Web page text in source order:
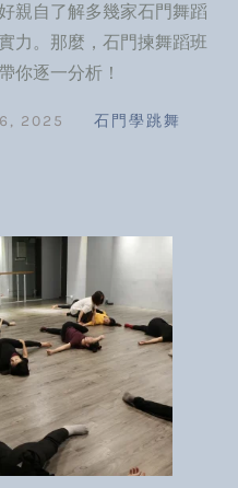
親自了解多幾家石門舞蹈
力。那麼，石門揀舞蹈班
你逐一分析！
2025 石門學跳舞